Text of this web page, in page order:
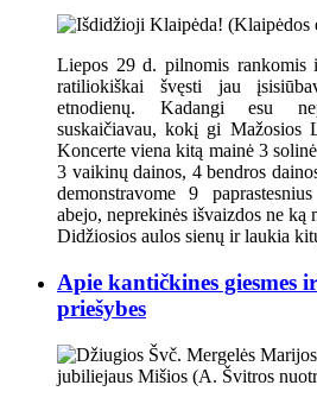
Liepos 29 d. pilnomis rankomis
ratiliokiškai švęsti jau
etnodienų. Kadangi esu
suskaičiavau, kokį gi Mažosios
Koncerte viena kitą mainė 3
3 vaikinų dainos, 4 bendros
demonstravome 9
abejo, neprekinės išvaizdos ne ką
Didžiosios aulos sienų ir laukia
Apie kantičkines giesmes
priešybes